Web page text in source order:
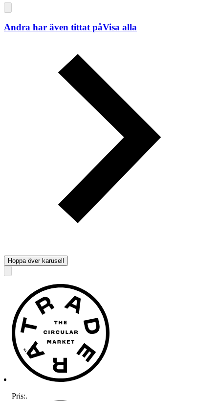
Andra har även tittat påVisa alla
Hoppa över karusell
Pris:.